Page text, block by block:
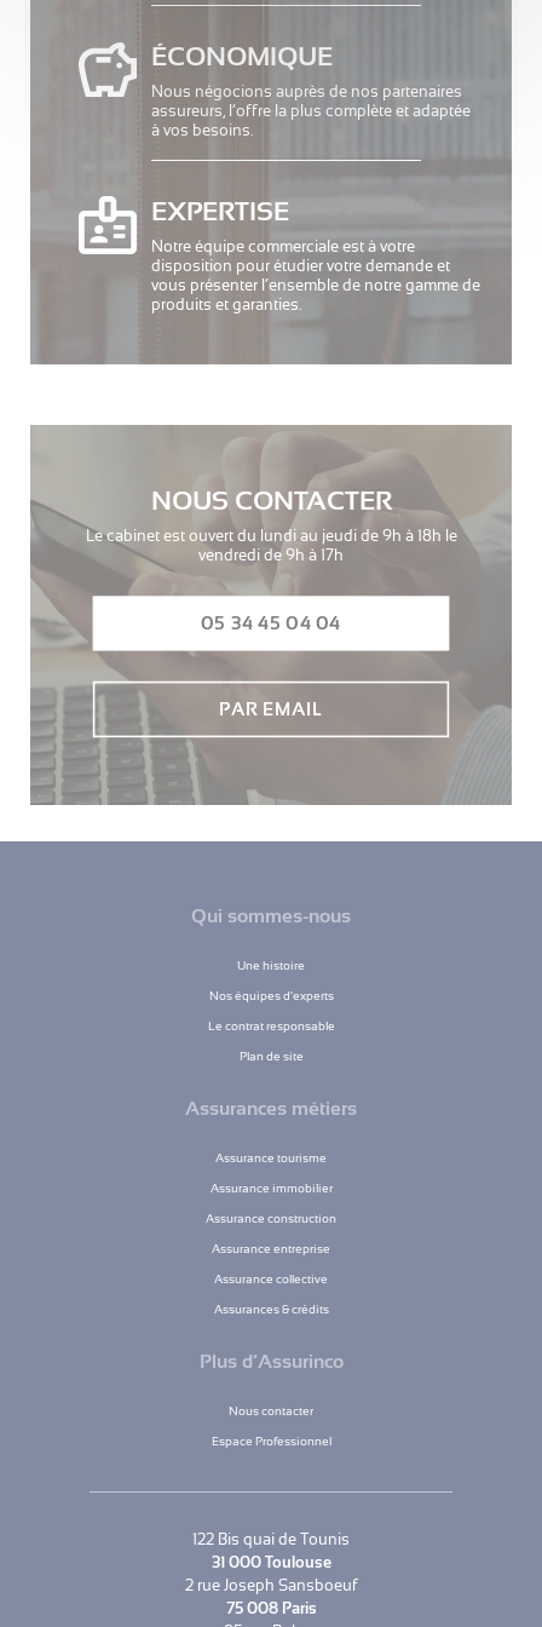
ÉCONOMIQUE
Nous négocions auprès de nos partenaires
assureurs, l’offre la plus complète et adaptée
à vos besoins.
EXPERTISE
Notre équipe commerciale est à votre
disposition pour étudier votre demande et
vous présenter l’ensemble de notre gamme de
produits et garanties.
NOUS CONTACTER
Le cabinet est ouvert du lundi au jeudi de 9h à 18h le
vendredi de 9h à 17h
05 34 45 04 04
PAR EMAIL
Qui sommes-nous
Une histoire
Nos équipes d’experts
Le contrat responsable
Plan de site
Assurances métiers
Assurance tourisme
Assurance immobilier
Assurance construction
Assurance entreprise
Assurance collective
Assurances & crédits
Plus d’Assurinco
Nous contacter
Espace Professionnel
122 Bis quai de Tounis
31 000 Toulouse
2 rue Joseph Sansboeuf
75 008 Paris